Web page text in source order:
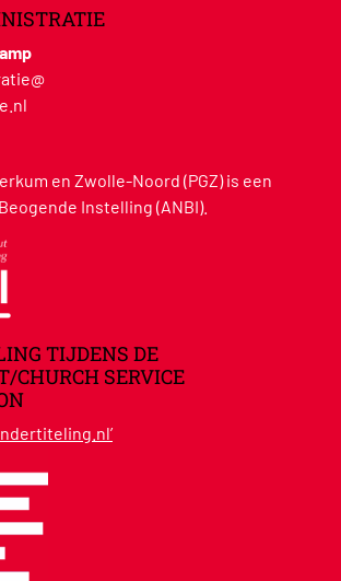
en Zwolle-Noord (PGZ) is een
Instelling (ANBI).
TIJDENS DE
CHURCH SERVICE